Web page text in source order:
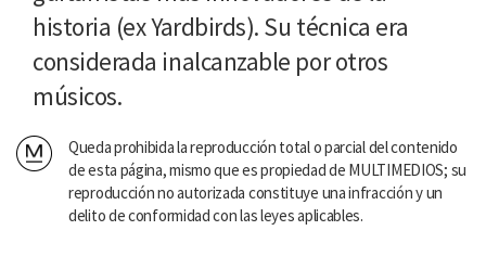
historia (ex Yardbirds). Su técnica era
considerada inalcanzable por otros
músicos.
Queda prohibida la reproducción total o parcial del contenido
de esta página, mismo que es propiedad de MULTIMEDIOS; su
reproducción no autorizada constituye una infracción y un
delito de conformidad con las leyes aplicables.